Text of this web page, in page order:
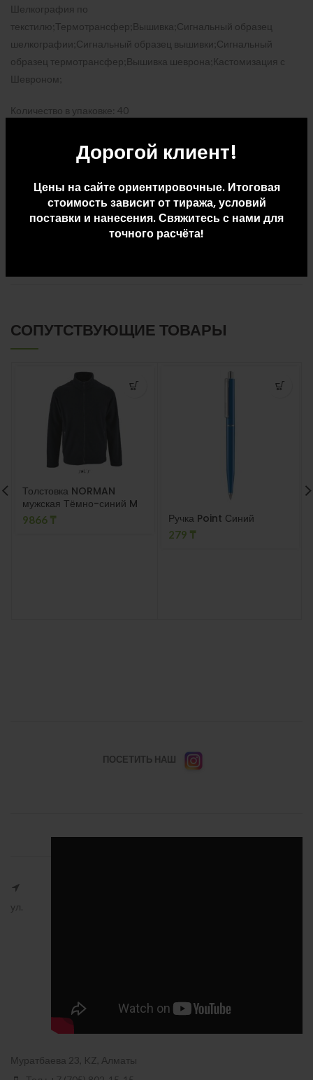
Дорогой клиент!
Цены на сайте ориентировочные. Итоговая
стоимость зависит от тиража, условий
поставки и нанесения. Свяжитесь с нами для
точного расчёта!
Шелкография по
текстилю;Термотрансфер;Вышивка;Сигнальный образец
шелкографии;Сигнальный образец вышивки;Сигнальный
образец термотрансфер;Вышивка шеврона;Кастомизация с
Шевроном;
Количество в упаковке: 40
Размер упаковки: Д 30 x Ш 36 x В 57
ДОПОЛНИТЕЛЬНАЯ ИНФОРМАЦИЯ
СОПУТСТВУЮЩИЕ ТОВАРЫ
Толстовка NORMAN
мужская Тёмно-синий M
9866 ₸ Ручка Point Синий
279 ₸
ПОСЕТИТЬ НАШ
ул.
Муратбаева 23, KZ, Алматы